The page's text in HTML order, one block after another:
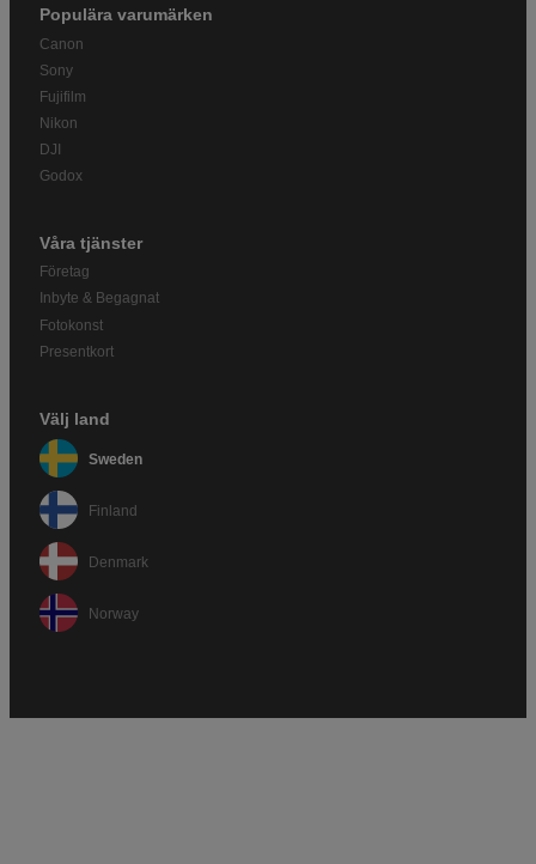
Populära varumärken
Canon
Sony
Fujifilm
Nikon
DJI
Godox
Våra tjänster
Företag
Inbyte & Begagnat
Fotokonst
Presentkort
Välj land
Sweden
Finland
Denmark
Norway